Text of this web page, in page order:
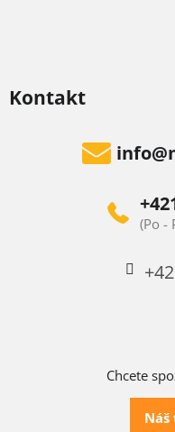
Kontakt
info@
Chcete